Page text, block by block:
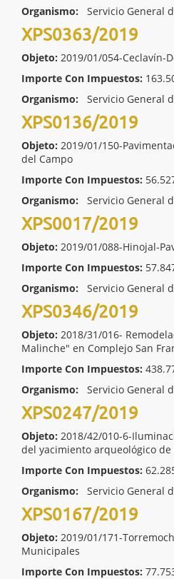
Organismo: Servicio General
XPS0363/2019
Objeto: 2019/01/054-Ceclavín-
Importe Con Impuestos:
Organismo:
Servicio General
XPS0136/2019
Objeto: 2019/01/150-
del Campo
Importe Con Impuestos:
Organismo:
Servicio General
XPS0017/2019
Objeto: 2019/01/088-Hinojal-
Importe Con Impuestos:
Organismo:
Servicio General
XPS0346/2019
Objeto: 2018/31/016-
Malinche" en Complejo San
Importe Con Impuestos:
Organismo:
Servicio General
XPS0247/2019
Objeto: 2018/42/010-6-
del yacimiento arqueológico de
Importe Con Impuestos:
Organismo:
Servicio General
XPS0167/2019
Objeto: 2019/01/171-
Municipales
Importe Con Impuestos: